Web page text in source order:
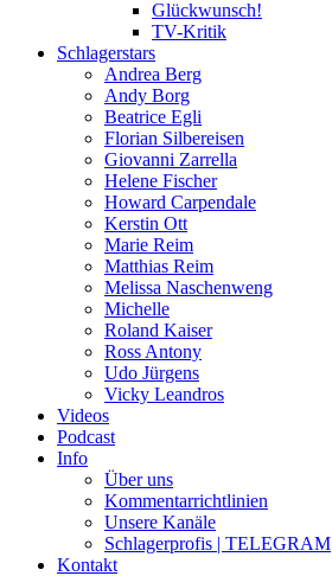
Glückwunsch!
TV-Kritik
Schlagerstars
Andrea Berg
Andy Borg
Beatrice Egli
Florian Silbereisen
Giovanni Zarrella
Helene Fischer
Howard Carpendale
Kerstin Ott
Marie Reim
Matthias Reim
Melissa Naschenweng
Michelle
Roland Kaiser
Ross Antony
Udo Jürgens
Vicky Leandros
Videos
Podcast
Info
Über uns
Kommentarrichtlinien
Unsere Kanäle
Schlagerprofis | TELEGRAM
Kontakt